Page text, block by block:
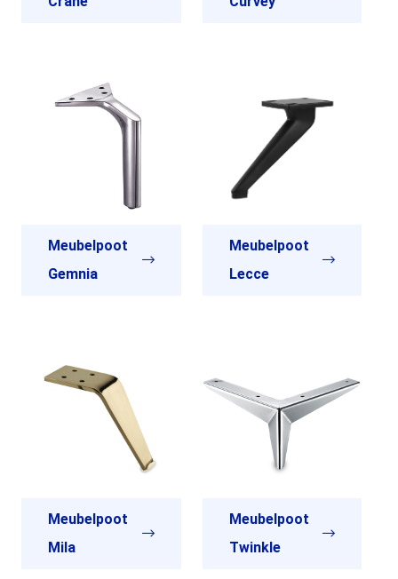
Meubelpoot
Gemnia
Meubelpoot
Lecce
Meubelpoot
Mila
Meubelpoot
Twinkle